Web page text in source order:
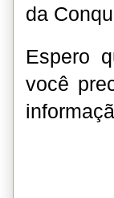
da
Espero
você